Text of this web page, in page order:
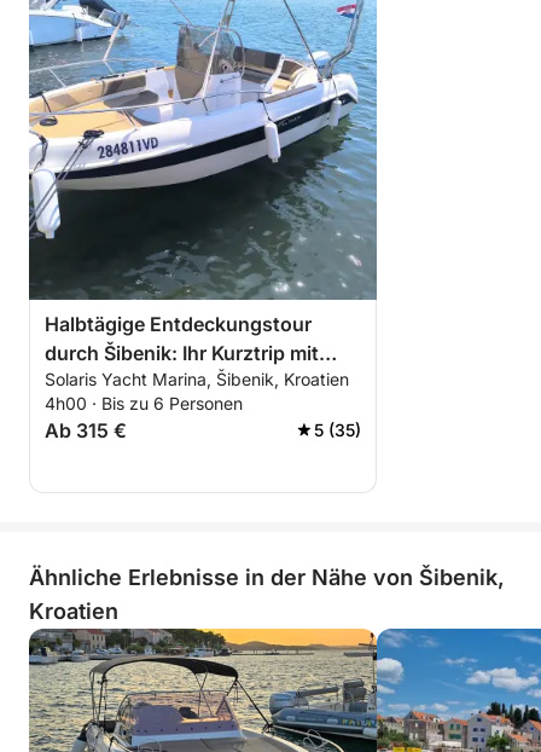
Halbtägige Entdeckungstour
durch Šibenik: Ihr Kurztrip mit
dem Motorboot
Solaris Yacht Marina, Šibenik, Kroatien
4h00 · Bis zu 6 Personen
Ab 315 € 5 (35)
Ähnliche Erlebnisse in der Nähe von Šibenik,
Kroatien